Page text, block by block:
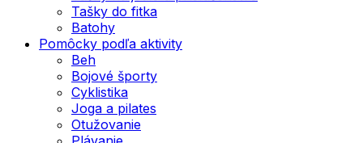
Tašky do fitka
Batohy
Pomôcky podľa aktivity
Beh
Bojové športy
Cyklistika
Joga a pilates
Otužovanie